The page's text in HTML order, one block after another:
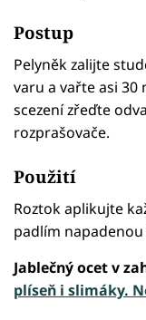
Postup
Pelyněk zalijte
varu a vařte asi 30
scezení zřeďte
rozprašovače.
Použití
Roztok aplikujte
padlím
Jablečný ocet v
plíseň i slimáky.